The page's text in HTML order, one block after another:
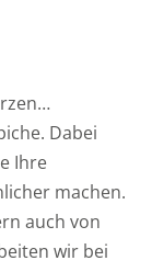
Dabei
Ihre
machen.
auch von
wir bei